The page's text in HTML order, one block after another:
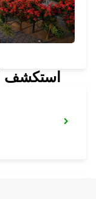
استكشف